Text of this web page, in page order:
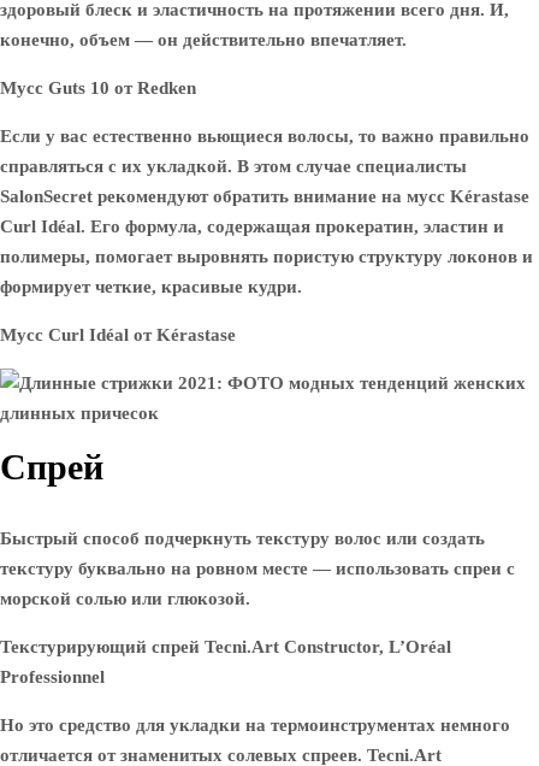
здоровый блеск и эластичность на протяжении всего дня. И,
конечно, объем — он действительно впечатляет.
Мусс Guts 10 от Redken
Если у вас естественно вьющиеся волосы, то важно правильно
справляться с их укладкой. В этом случае специалисты
SalonSecret рекомендуют обратить внимание на мусс Kérastase
Curl Idéal. Его формула, содержащая прокератин, эластин и
полимеры, помогает выровнять пористую структуру локонов и
формирует четкие, красивые кудри.
Мусс Curl Idéal от Kérastase
Спрей
Быстрый способ подчеркнуть текстуру волос или создать
текстуру буквально на ровном месте — использовать спреи с
морской солью или глюкозой.
Текстурирующий спрей Tecni.Art Constructor, L’Oréal
Professionnel
Но это средство для укладки на термоинструментах немного
отличается от знаменитых солевых спреев. Tecni.Art